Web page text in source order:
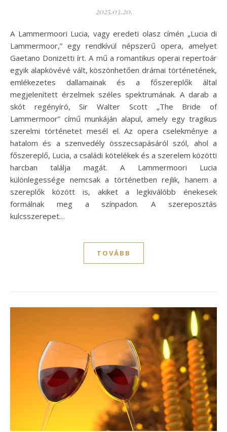
2025.03.20.
A Lammermoori Lucia, vagy eredeti olasz címén „Lucia di
Lammermoor,” egy rendkívül népszerű opera, amelyet
Gaetano Donizetti írt. A mű a romantikus operai repertoár
egyik alapkövévé vált, köszönhetően drámai történetének,
emlékezetes dallamainak és a főszereplők által
megjelenített érzelmek széles spektrumának. A darab a
skót regényíró, Sir Walter Scott „The Bride of
Lammermoor” című munkáján alapul, amely egy tragikus
szerelmi történetet mesél el. Az opera cselekménye a
hatalom és a szenvedély összecsapásáról szól, ahol a
főszereplő, Lucia, a családi kötelékek és a szerelem közötti
harcban találja magát. A Lammermoori Lucia
különlegessége nemcsak a történetben rejlik, hanem a
szereplők között is, akiket a legkiválóbb énekesek
formálnak meg a színpadon. A szereposztás
kulcsszerepet…
TOVÁBB